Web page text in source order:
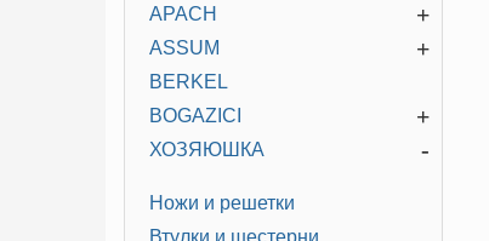
+
APACH
+
ASSUM
BERKEL
+
BOGAZICI
-
ХОЗЯЮШКА
Ножи и решетки
Втулки и шестерни